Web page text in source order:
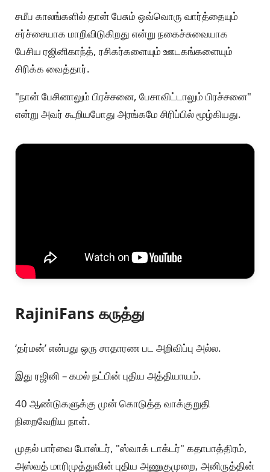
சமீப காலங்களில் தான் பேசும் ஒவ்வொரு வார்த்தையும்
சர்ச்சையாக மாறிவிடுகிறது என்று நகைச்சுவையாக
பேசிய ரஜினிகாந்த், ரசிகர்களையும் ஊடகங்களையும்
சிரிக்க வைத்தார்.
"நான் பேசினாலும் பிரச்சனை, பேசாவிட்டாலும் பிரச்சனை"
என்று அவர் கூறியபோது அரங்கமே சிரிப்பில் மூழ்கியது.
RajiniFans கருத்து
‘தர்மன்’ என்பது ஒரு சாதாரண பட அறிவிப்பு அல்ல.
இது ரஜினி – கமல் நட்பின் புதிய அத்தியாயம்.
40 ஆண்டுகளுக்கு முன் கொடுத்த வாக்குறுதி
நிறைவேறிய நாள்.
முதல் பார்வை போஸ்டர், "ஸ்வாக் டாக்டர்" கதாபாத்திரம்,
அஸ்வத் மாரிமுத்துவின் புதிய அணுகுமுறை, அனிருத்தின்